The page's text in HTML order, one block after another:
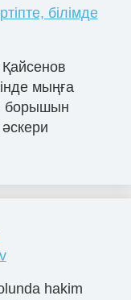
білімде
мыңға
борышын
hakim